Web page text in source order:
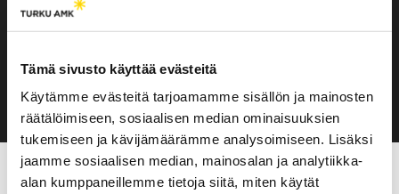
Tämä sivusto käyttää evästeitä
Käytämme evästeitä tarjoamamme sisällön ja mainosten
räätälöimiseen, sosiaalisen median ominaisuuksien
tukemiseen ja kävijämäärämme analysoimiseen. Lisäksi
jaamme sosiaalisen median, mainosalan ja analytiikka-
alan kumppaneillemme tietoja siitä, miten käytät
Saavutettavuusseloste